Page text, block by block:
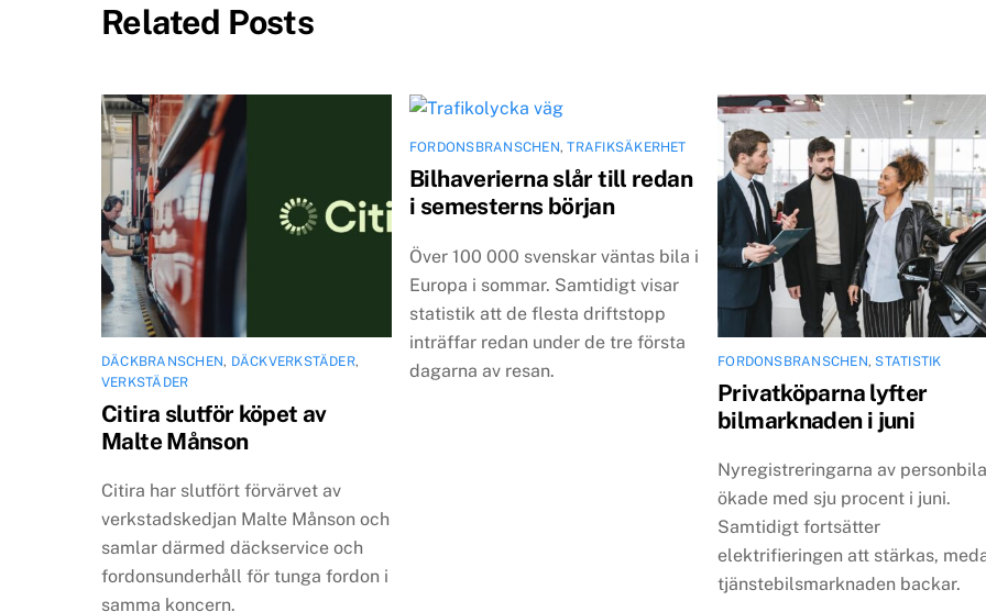
Related Posts
DÄCKBRANSCHEN, DÄCKVERKSTÄDER,
VERKSTÄDER
Citira slutför köpet av
Malte Månson
Citira har slutfört förvärvet av
verkstadskedjan Malte Månson och
samlar därmed däckservice och
fordonsunderhåll för tunga fordon i
samma koncern.
FORDONSBRANSCHEN,TRAFIKSÄKERHET
Bilhaverierna slår till redan
i semesterns början
Över 100 000 svenskar väntas bila i
Europa i sommar. Samtidigt visar
statistik att de flesta driftstopp
inträffar redan under de tre första
dagarna av resan.
FORDONSBRANSCHEN, STATISTIK
Privatköparna lyfter
bilmarknaden i juni
Nyregistreringarna av
ökade med sju procent i juni.
Samtidigt fortsätter
elektrifieringen att stärkas,
tjänstebilsmarknaden backar.